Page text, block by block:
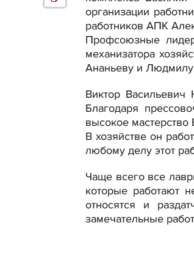
организации
работников АПК
Профсоюзные
механизатора
Ананьеву и Людмилу
Виктор Васильевич
Благодаря
высокое
В хозяйстве он
любому делу этот
Чаще всего все
которые работают
относятся и
замечательные